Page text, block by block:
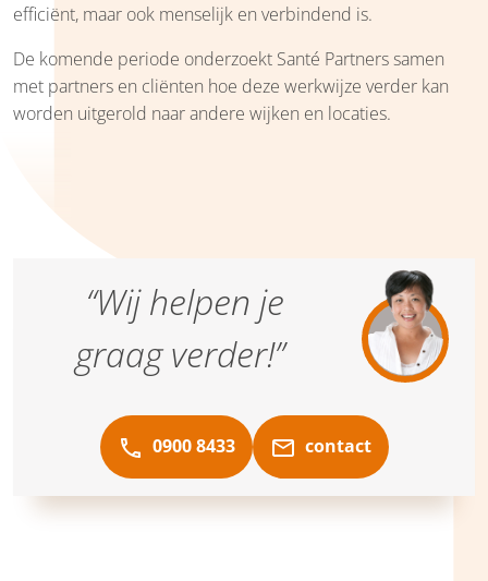
efficiënt, maar ook menselijk en verbindend is.
De komende periode onderzoekt Santé Partners samen
met partners en cliënten hoe deze werkwijze verder kan
worden uitgerold naar andere wijken en locaties.
“Wij helpen je
graag verder!”
0900 8433 contact